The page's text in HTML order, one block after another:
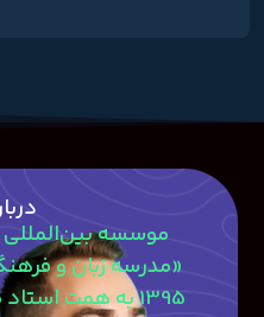
موسسه
«مدرسه زبان و